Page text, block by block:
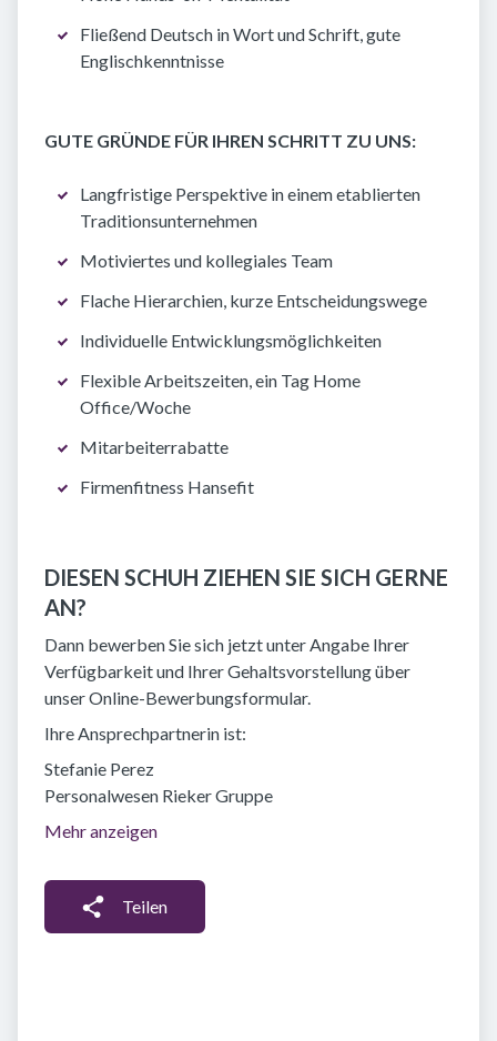
Fließend Deutsch in Wort und Schrift, gute
Englischkenntnisse
GUTE GRÜNDE FÜR IHREN SCHRITT ZU UNS:
Langfristige Perspektive in einem etablierten
Traditionsunternehmen
Motiviertes und kollegiales Team
Flache Hierarchien, kurze Entscheidungswege
Individuelle Entwicklungsmöglichkeiten
Flexible Arbeitszeiten, ein Tag Home
Office/Woche
Mitarbeiterrabatte
Firmenfitness Hansefit
DIESEN SCHUH ZIEHEN SIE SICH GERNE
AN?
Dann bewerben Sie sich jetzt unter Angabe Ihrer
Verfügbarkeit und Ihrer Gehaltsvorstellung über
unser Online-Bewerbungsformular.
Ihre Ansprechpartnerin ist:
Stefanie Perez
Personalwesen Rieker Gruppe
Mehr anzeigen
Teilen